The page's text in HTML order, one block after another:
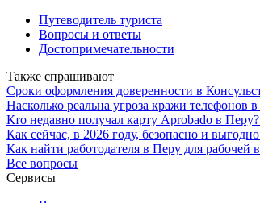
Путеводитель туриста
Вопросы и ответы
Достопримечательности
Также спрашивают
Сроки оформления доверенности в
Насколько реальна угроза кражи
Кто недавно получал карту Aprobado в
Как сейчас, в 2026 году, безопасно и
Как найти работодателя в Перу для рабочей
Все вопросы
Сервисы